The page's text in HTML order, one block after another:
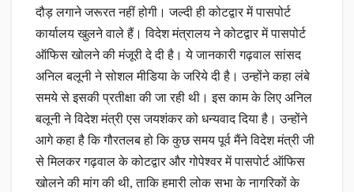
दौड़ लगाने जरूरत नहीं होगी। जल्‍दी ही कोटद्वार में पासपोर्ट
कार्यालय खुलने वाले हैं। विदेश मंत्रालय ने कोटद्वार में पासपोर्ट
ऑफिस खोलने की मंजूरी दे दी है। ये जानकारी गढ़वाल सांसद
अनिल बलूनी ने सोशल मीडिया के जरिये दी है। उन्होंने कहा लंबे
समये से इसकी प्रतीक्षा की जा रही थी। इस काम के लिए अनिल
बलूनी ने विदेश मंत्री एस जयशंकर को धन्यवाद दिया है। उन्होंने
आगे कहा है कि गौरतलब हो कि कुछ समय पूर्व मैंने विदेश मंत्री जी
से मिलकर गढ़वाल के कोटद्वार और गोपेश्वर में पासपोर्ट ऑफिस
खोलने की मांग की थी, ताकि हमारी लोक सभा के नागरिकों के